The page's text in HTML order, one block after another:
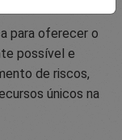
para oferecer o
possível e
de riscos,
únicos na